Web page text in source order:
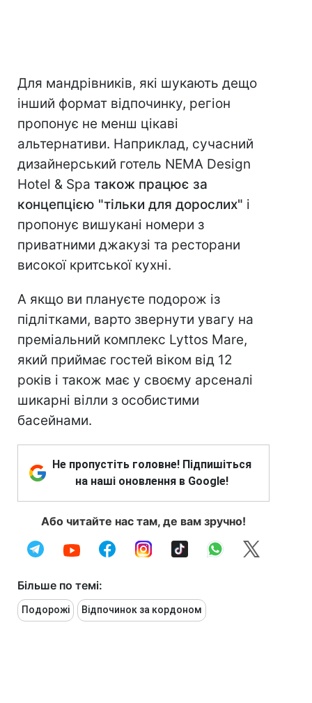
Для мандрівників, які шукають дещо
інший формат відпочинку, регіон
пропонує не менш цікаві
альтернативи. Наприклад, сучасний
дизайнерський готель NEMA Design
Hotel & Spa також працює за
концепцією "тільки для дорослих" і
пропонує вишукані номери з
приватними джакузі та ресторани
високої критської кухні.
А якщо ви плануєте подорож із
підлітками, варто звернути увагу на
преміальний комплекс Lyttos Mare,
який приймає гостей віком від 12
років і також має у своєму арсеналі
шикарні вілли з особистими
басейнами.
Не пропустіть головне! Підпишіться
на наші оновлення в Google!
Або читайте нас там, де вам зручно!
Більше по темі:
Подорожі Відпочинок за кордоном